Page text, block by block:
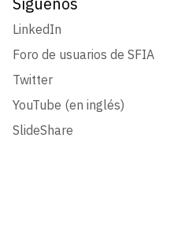
LinkedIn
Foro de usuarios de SFIA
Twitter
YouTube (en inglés)
SlideShare